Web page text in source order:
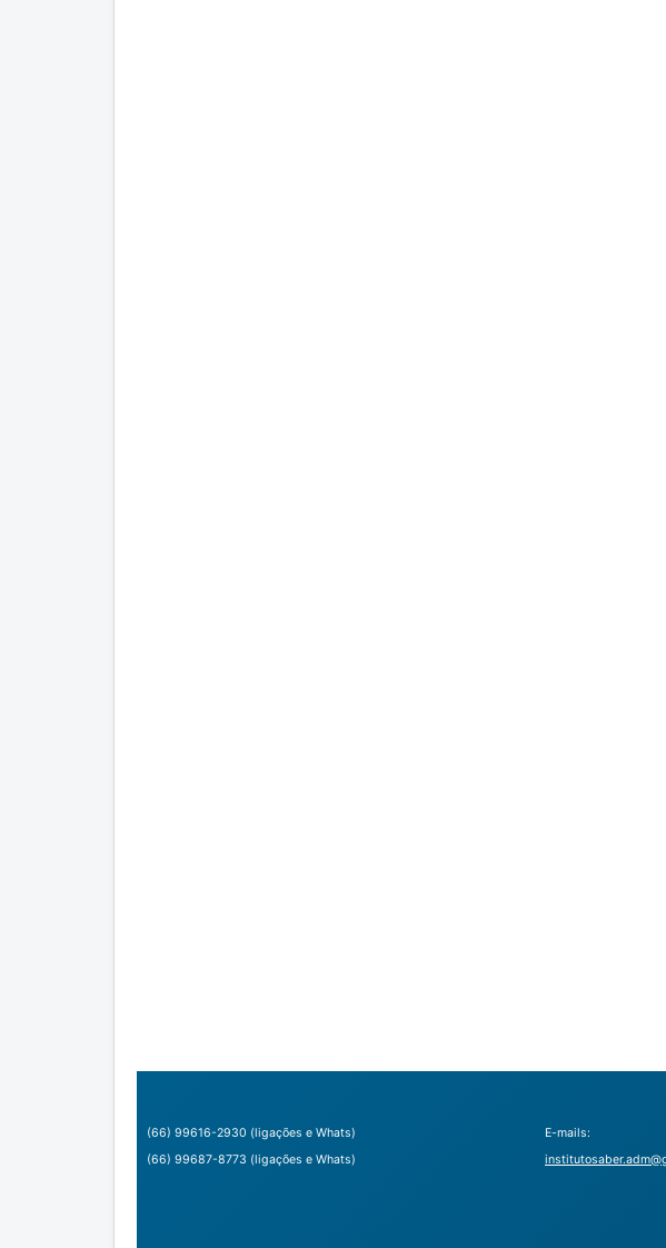
(66) 99616-2930 (ligações e Whats)
(66) 99687-8773 (ligações e Whats)
E-mails: